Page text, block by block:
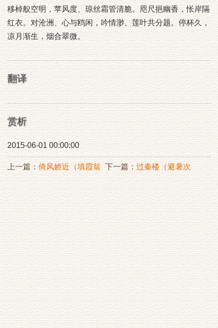
移棹舣空明，苹风度、琼丝霜管清脆。咫尺挹幽香，怅岸隔
红衣。对沧洲、心与鸥闲，吟情渺、莲叶共分题。停杯久，
凉月渐生，烟合翠微。
翻译
赏析
2015-06-01 00:00:00
上一篇：倚风娇近（填霞翁
谱赋大花）
下一篇：过秦楼（避暑次
B634云韵）